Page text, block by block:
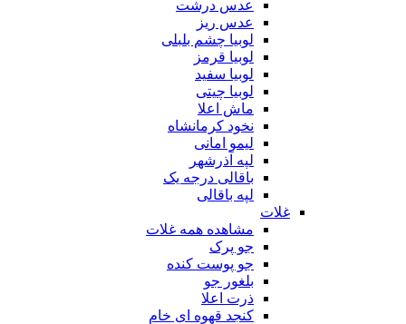
عدس درشت
عدس ریز
لوبیا چشم بلبلی
لوبیا قرمز
لوبیا سفید
لوبیا چیتی
ماش اعلا
نخود کرمانشاه
لیمو امانی
لپه آذرشهر
باقالی درجه یک
لپه باقالی
غلات
مشاهده همه غلات
جو پرک
جو پوست کنده
بلغور جو
ذرت اعلا
کنجد قهوه ای خام